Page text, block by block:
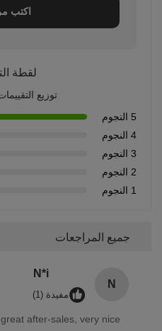
اكتب
لقطة
توزيع
5 النجوم
4 النجوم
3 النجوم
2 النجوم
1 النجوم
جميع المراجعات
N
N*i
مفيدة (1)
after-sales, very nice.